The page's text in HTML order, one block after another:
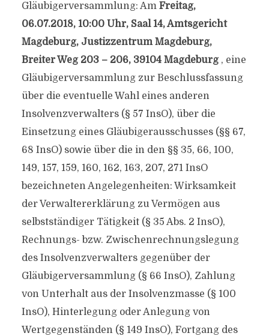
Gläubigerversammlung: Am Freitag,
06.07.2018, 10:00 Uhr, Saal 14, Amtsgericht
Magdeburg, Justizzentrum Magdeburg,
Breiter Weg 203 – 206, 39104 Magdeburg, eine
Gläubigerversammlung zur Beschlussfassung
über die eventuelle Wahl eines anderen
Insolvenzverwalters (§ 57 InsO), über die
Einsetzung eines Gläubigerausschusses (§§ 67,
68 InsO) sowie über die in den §§ 35, 66, 100,
149, 157, 159, 160, 162, 163, 207, 271 InsO
bezeichneten Angelegenheiten: Wirksamkeit
der Verwaltererklärung zu Vermögen aus
selbstständiger Tätigkeit (§ 35 Abs. 2 InsO),
Rechnungs- bzw. Zwischenrechnungslegung
des Insolvenzverwalters gegenüber der
Gläubigerversammlung (§ 66 InsO), Zahlung
von Unterhalt aus der Insolvenzmasse (§ 100
InsO), Hinterlegung oder Anlegung von
Wertgegenständen (§ 149 InsO), Fortgang des